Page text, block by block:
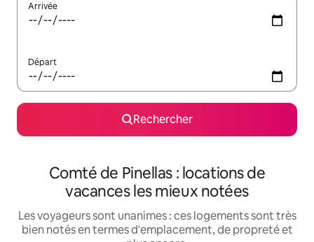
Arrivée
Départ
Rechercher
Comté de Pinellas : locations de
vacances les mieux notées
Les voyageurs sont unanimes : ces logements sont très
bien notés en termes d'emplacement, de propreté et